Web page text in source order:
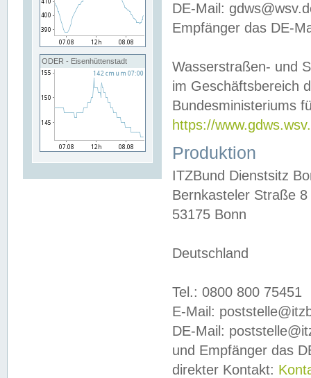
ODER - Eisenhüttenstadt
DE-Mail:
Empfänger das DE-
Wasserstraßen- und
im Geschäftsbereich
Bundesministeriums
https://
Produktion
ITZBund Dienstsitz
Bernkasteler Straße 8
53175 Bonn
Deutschland
Tel.: 0800 800 75451
E-Mail:
DE-Mail:
und Empfänger das
direkter Kontakt: